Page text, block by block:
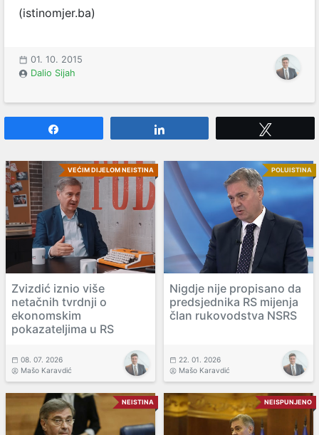
(istinomjer.ba)
01. 10. 2015
Dalio Sijah
VEĆIM DIJELOM NEISTINA
Zvizdić iznio više
netačnih tvrdnji o
ekonomskim
pokazateljima u RS
08. 07. 2026
Mašo Karavdić
POLUISTINA
Nigdje nije propisano da
predsjednika RS mijenja
član rukovodstva NSRS
22. 01. 2026
Mašo Karavdić
NEISTINA NEISPUNJENO